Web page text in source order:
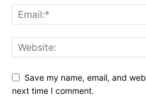
Save my name, email, and
next time I comment.